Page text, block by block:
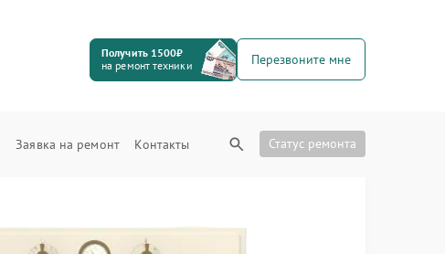
Получить 1500₽
на ремонт техники
Перезвоните мне
Заявка на ремонт Контакты Статус ремонта